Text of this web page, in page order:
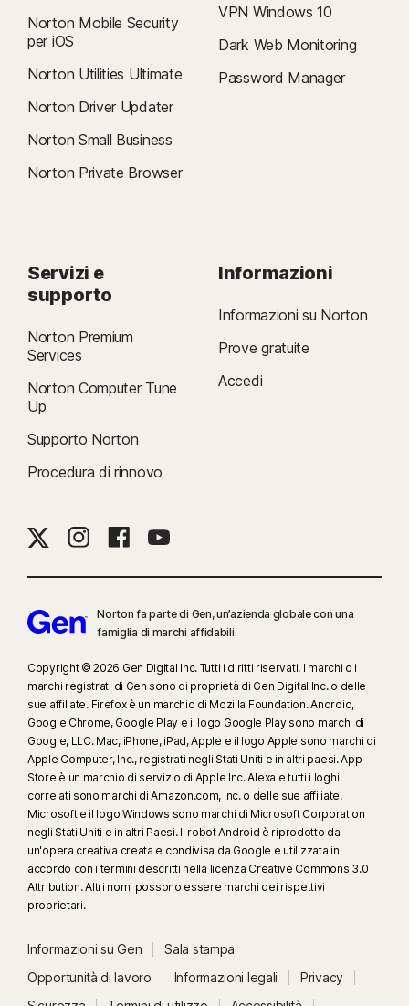
Norton Mobile Security
per iOS
Norton Utilities Ultimate
Norton Driver Updater
Norton Small Business
Norton Private Browser
VPN Windows 10
Dark Web Monitoring
Password Manager
Servizi e
supporto
Norton Premium
Services
Norton Computer Tune
Up
Supporto Norton
Procedura di rinnovo
Informazioni
Informazioni su Norton
Prove gratuite
Accedi
Norton fa parte di Gen, un’azienda globale con una
famiglia di marchi affidabili.
Copyright © 2026 Gen Digital Inc. Tutti i diritti riservati. I marchi o i
marchi registrati di Gen sono di proprietà di Gen Digital Inc. o delle
sue affiliate. Firefox è un marchio di Mozilla Foundation. Android,
Google Chrome, Google Play e il logo Google Play sono marchi di
Google, LLC. Mac, iPhone, iPad, Apple e il logo Apple sono marchi di
Apple Computer, Inc., registrati negli Stati Uniti e in altri paesi. App
Store è un marchio di servizio di Apple Inc. Alexa e tutti i loghi
correlati sono marchi di Amazon.com, Inc. o delle sue affiliate.
Microsoft e il logo Windows sono marchi di Microsoft Corporation
negli Stati Uniti e in altri Paesi. Il robot Android è riprodotto da
un'opera creativa creata e condivisa da Google e utilizzata in
accordo con i termini descritti nella licenza Creative Commons 3.0
Attribution. Altri nomi possono essere marchi dei rispettivi
proprietari.
Informazioni su Gen
Sala stampa
Opportunità di lavoro
Informazioni legali
Privacy